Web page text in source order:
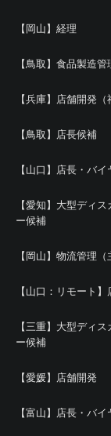
【岡山】経理
【鳥取】食品製造管
【兵庫】店舗開発（
【鳥取】店長候補
【山口】店長・バ
【愛知】大型ディ
ー候補
【岡山】物流管理（
【山口：リモート】
【三重】大型ディ
ー候補
【愛媛】店舗開発
【富山】店長・バ